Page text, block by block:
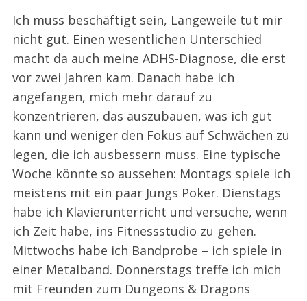
Ich muss beschäftigt sein, Langeweile tut mir
nicht gut. Einen wesentlichen Unterschied
macht da auch meine ADHS-Diagnose, die erst
vor zwei Jahren kam. Danach habe ich
angefangen, mich mehr darauf zu
konzentrieren, das auszubauen, was ich gut
kann und weniger den Fokus auf Schwächen zu
legen, die ich ausbessern muss. Eine typische
Woche könnte so aussehen: Montags spiele ich
meistens mit ein paar Jungs Poker. Dienstags
habe ich Klavierunterricht und versuche, wenn
ich Zeit habe, ins Fitnessstudio zu gehen.
Mittwochs habe ich Bandprobe – ich spiele in
einer Metalband. Donnerstags treffe ich mich
mit Freunden zum Dungeons & Dragons